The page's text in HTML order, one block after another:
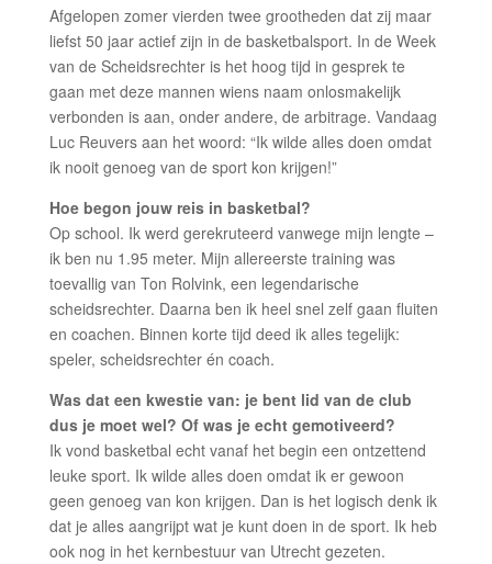
Afgelopen zomer vierden twee grootheden dat zij maar
liefst 50 jaar actief zijn in de basketbalsport. In de Week
van de Scheidsrechter is het hoog tijd in gesprek te
gaan met deze mannen wiens naam onlosmakelijk
verbonden is aan, onder andere, de arbitrage. Vandaag
Luc Reuvers aan het woord: “Ik wilde alles doen omdat
ik nooit genoeg van de sport kon krijgen!”
Hoe begon jouw reis in basketbal?
Op school. Ik werd gerekruteerd vanwege mijn lengte –
ik ben nu 1.95 meter. Mijn allereerste training was
toevallig van Ton Rolvink, een legendarische
scheidsrechter. Daarna ben ik heel snel zelf gaan fluiten
en coachen. Binnen korte tijd deed ik alles tegelijk:
speler, scheidsrechter én coach.
Was dat een kwestie van: je bent lid van de club
dus je moet wel? Of was je echt gemotiveerd?
Ik vond basketbal echt vanaf het begin een ontzettend
leuke sport. Ik wilde alles doen omdat ik er gewoon
geen genoeg van kon krijgen. Dan is het logisch denk ik
dat je alles aangrijpt wat je kunt doen in de sport. Ik heb
ook nog in het kernbestuur van Utrecht gezeten.